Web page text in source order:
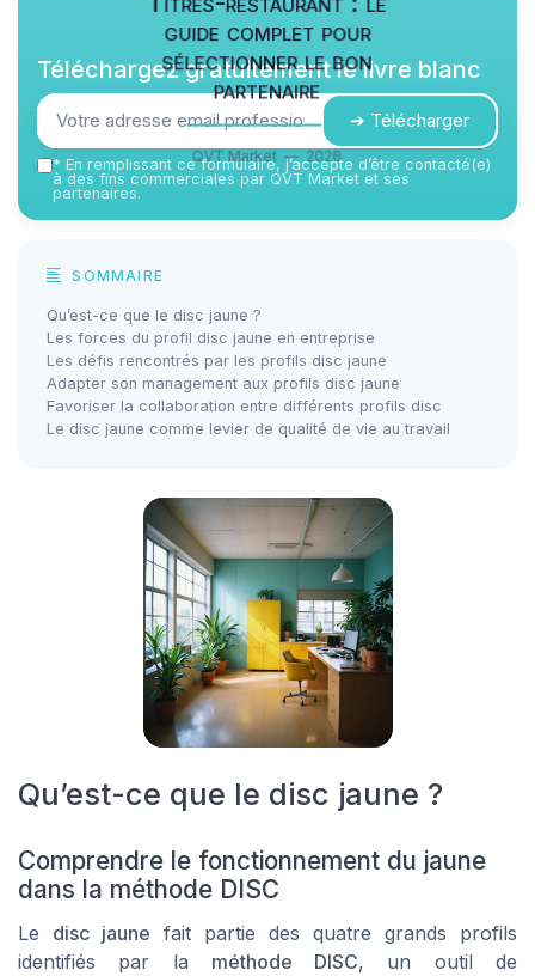
guide complet pour
sélectionner le bon
partenaire
QVT Market — 2026
Téléchargez gratuitement le livre blanc
➔ Télécharger
* En remplissant ce formulaire, j’accepte d’être contacté(e)
à des fins commerciales par QVT Market et ses
partenaires.
SOMMAIRE
Qu’est-ce que le disc jaune ?
Les forces du profil disc jaune en entreprise
Les défis rencontrés par les profils disc jaune
Adapter son management aux profils disc jaune
Favoriser la collaboration entre différents profils disc
Le disc jaune comme levier de qualité de vie au travail
Qu’est-ce que le disc jaune ?
Comprendre le fonctionnement du jaune
dans la méthode DISC
Le disc jaune fait partie des quatre grands profils
identifiés par la méthode DISC, un outil de